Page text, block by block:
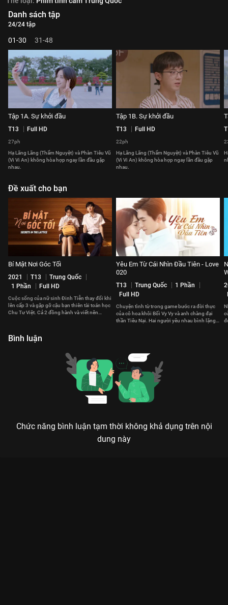
Danh sách tập
24/24 tập
01-30 31-48
Tập 1A. Sự khởi đầu
T13 Full HD
27ph
Hạ Lãng Lãng (Thẩm Nguyệt) và Phàn Tiêu Vũ
(Vi Vi An) không hòa hợp ngay lần đầu gặp
nhau.
Tập 1B. Sự khởi đầu
T13 Full HD
22ph
Hạ Lãng Lãng (Thẩm Nguyệt) và Phàn Tiêu Vũ
(Vi Vi An) không hòa hợp ngay lần đầu gặp
nhau.
Đề xuất cho bạn
Bí Mật Nơi Góc Tối
2021 T13
Trung Quốc
1 Phần
Full HD
Cuộc sống của nữ sinh Đinh Tiễn thay đổi khi
lên cấp 3 và gặp gỡ cậu bạn thiên tài toán học
Chu Tư Việt. Cả 2 đồng hành và viết nên
Yêu Em Từ Cái Nhìn Đầu Tiên - Love
020
T13 Trung Quốc
1 Phần
Full HD
Chuyện tình từ trong game bước ra đời thực
của cô hoa khôi Bối Vy Vy và anh chàng đại
thần Tiêu Nại. Hai người yêu nhau bình lặng
Bình luận
Chức năng bình luận tạm thời không khả dụng trên nội
dung này